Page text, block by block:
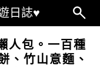
日誌♥
人包。一百種
、竹山意麵、